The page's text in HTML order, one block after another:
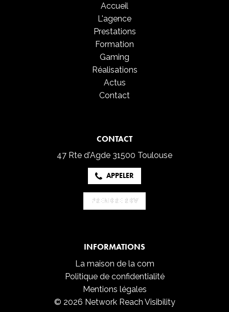
Accueil
L'agence
Prestations
Formation
Gaming
Réalisations
Actus
Contact
CONTACT
47 Rte d'Agde 31500 Toulouse
APPELER
PRENDRE RDV
PRENDRE RDV
INFORMATIONS
La maison de la com
Politique de confidentialité
Mentions légales
© 2026 Network Reach Visibility